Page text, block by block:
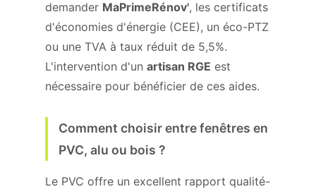
demander MaPrimeRénov', les certificats
d'économies d'énergie (CEE), un éco-PTZ
ou une TVA à taux réduit de 5,5%.
L'intervention d'un artisan RGE est
nécessaire pour bénéficier de ces aides.
Comment choisir entre fenêtres en
PVC, alu ou bois ?
Le PVC offre un excellent rapport qualité-